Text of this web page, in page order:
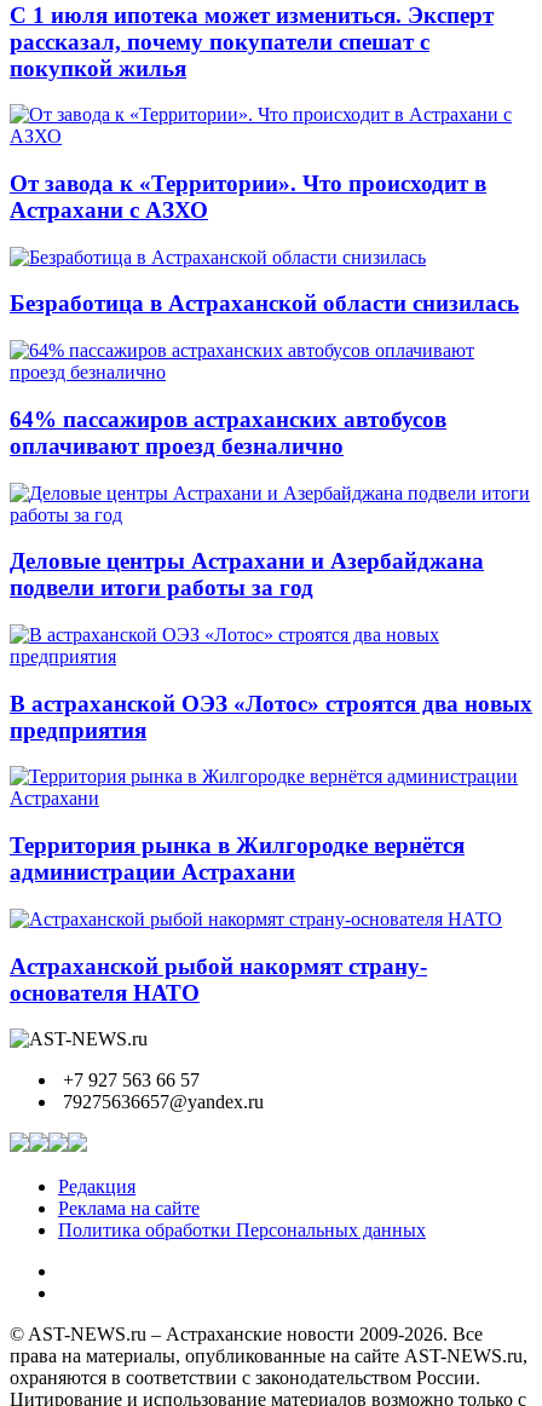
С 1 июля ипотека может измениться. Эксперт
рассказал, почему покупатели спешат с
покупкой жилья
От завода к «Территории». Что происходит в
Астрахани с АЗХО
Безработица в Астраханской области снизилась
64% пассажиров астраханских автобусов
оплачивают проезд безналично
Деловые центры Астрахани и Азербайджана
подвели итоги работы за год
В астраханской ОЭЗ «Лотос» строятся два новых
предприятия
Территория рынка в Жилгородке вернётся
администрации Астрахани
Астраханской рыбой накормят страну-
основателя НАТО
+7 927 563 66 57
79275636657@yandex.ru
Редакция
Реклама на сайте
Политика обработки Персональных данных
© AST-NEWS.ru – Астраханские новости 2009-2026. Все
права на материалы, опубликованные на сайте AST-NEWS.ru,
охраняются в соответствии с законодательством России.
Цитирование и использование материалов возможно только с